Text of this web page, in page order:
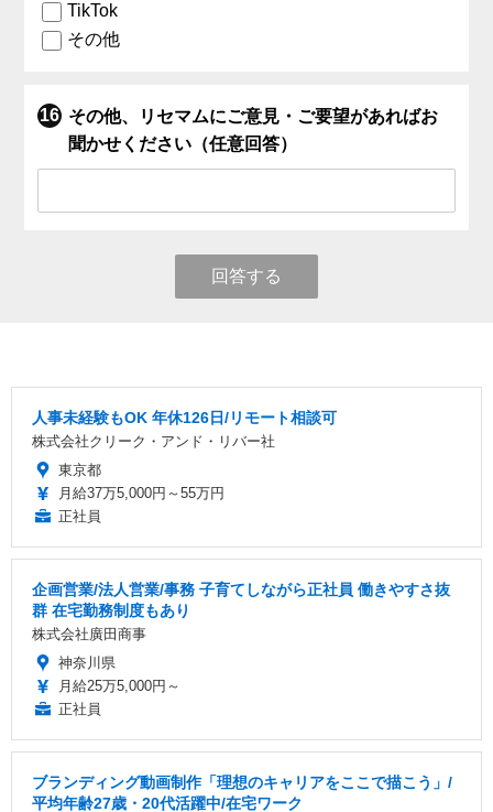
TikTok
その他
その他、リセマムにご意見・ご要望があればお
聞かせください（任意回答）
回答する
人事未経験もOK 年休126日/リモート相談可
株式会社クリーク・アンド・リバー社
東京都
月給37万5,000円～55万円
正社員
企画営業/法人営業/事務 子育てしながら正社員 働きやすさ抜
群 在宅勤務制度もあり
株式会社廣田商事
神奈川県
月給25万5,000円～
正社員
ブランディング動画制作「理想のキャリアをここで描こう」/
平均年齢27歳・20代活躍中/在宅ワーク